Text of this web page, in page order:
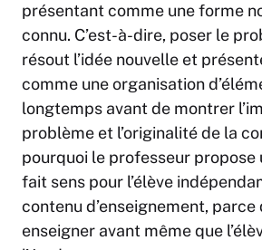
présentant comme une forme
connu. C’est-à-dire, poser le
résout l’idée nouvelle et
comme une organisation
longtemps avant de montrer
problème et l’originalité de la
pourquoi le professeur propose
fait sens pour l’élève
contenu d’enseignement, parce
enseigner avant même que